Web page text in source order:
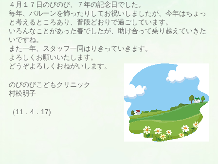
４月１７日のびのび、７年の記念日でした。
毎年、バルーンを飾ったりしてお祝いしましたが、今年はちょっ
と考えるところあり、普段どおりで過ごしています。
いろんなことがあった春でしたが、助け合って乗り越えていきた
いですね。
また一年、スタッフ一同はりきっていきます。
よろしくお願いいたします。
どうぞよろしくおねがいします。
のびのびこどもクリニック
村松明子
（11．4．17)